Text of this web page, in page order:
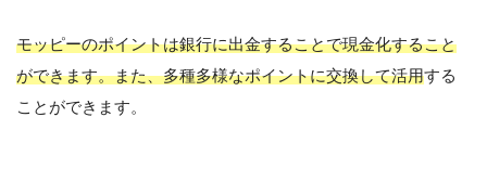
モッピーのポイントは銀行に出金することで現金化すること
ができます。また、多種多様なポイントに交換して活用する
ことができます。